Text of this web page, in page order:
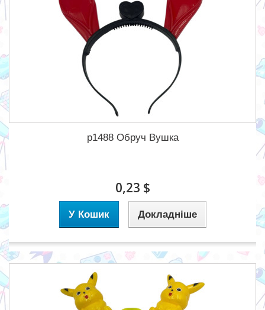
p1488 Обруч Вушка
0,23 $
У Кошик Докладніше